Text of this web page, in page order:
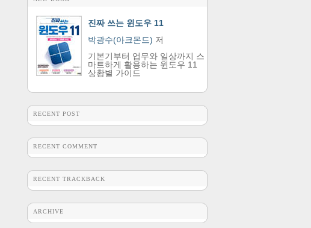
진짜 쓰는 윈도우 11
박광수(아크몬드) 저
기본기부터 업무와 일상까지 스
마트하게 활용하는 윈도우 11
상황별 가이드
RECENT POST
RECENT COMMENT
RECENT TRACKBACK
ARCHIVE